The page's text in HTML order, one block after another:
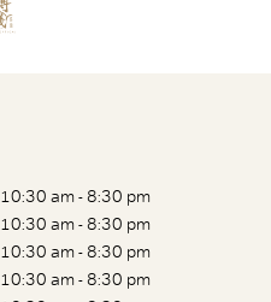
10:30 am - 8:30 pm
10:30 am - 8:30 pm
10:30 am - 8:30 pm
10:30 am - 8:30 pm